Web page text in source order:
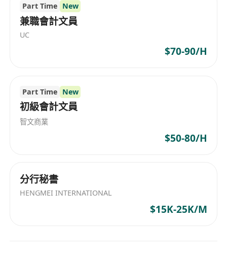
Part Time New
兼職會計文員
UC
$70-90/H
Part Time New
初級會計文員
智文商業
$50-80/H
分行秘書
HENGMEI INTERNATIONAL
$15K-25K/M